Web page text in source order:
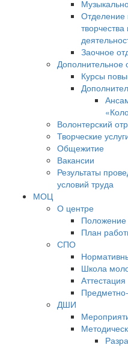
Отделение
Заочное
Дополнительное
Курсы
Волонтерский
Творческие
Общежитие
Вакансии
Результаты
условий труда
МОЦ
О центре
План
СПО
Школа
ДШИ